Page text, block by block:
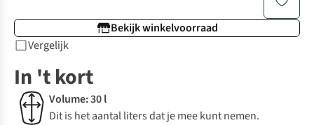
Bekijk winkelvoorraad
Vergelijk
In 't kort
Volume: 30 l
Dit is het aantal liters dat je mee kunt nemen.